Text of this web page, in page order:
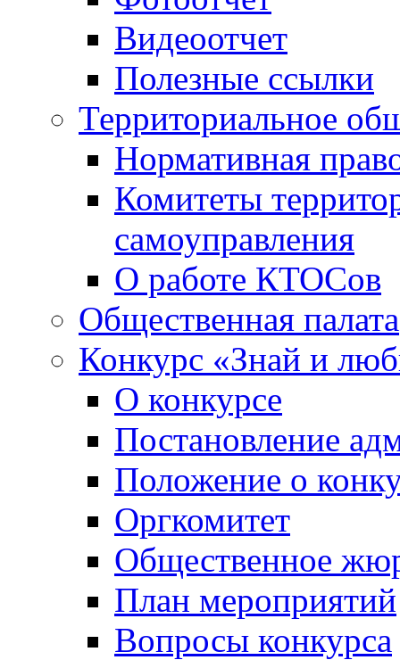
Видеоотчет
Полезные ссылки
Территориальное
Нормативная
Комитеты
самоуправления
О работе КТОСов
Общественная палата
Конкурс «Знай и
О конкурсе
Постановление
Положение о
Оргкомитет
Общественное
План мероприятий
Вопросы конкурса